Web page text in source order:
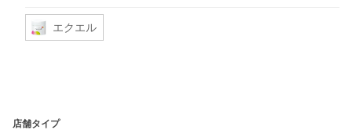
エクエル
店舗タイプ